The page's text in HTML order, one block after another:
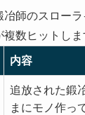
冶師のスロー
複数ヒットし
内容
追放された鍛
まにモノ作っ